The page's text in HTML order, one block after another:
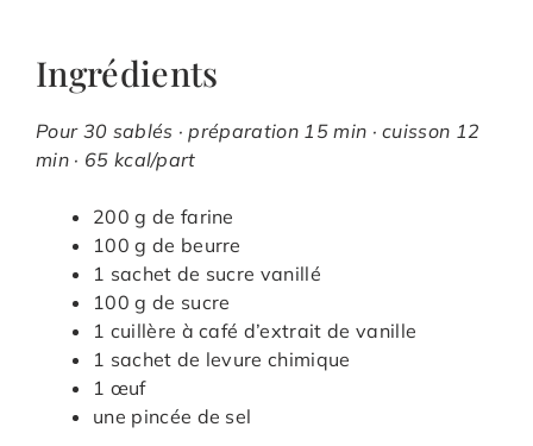
Ingrédients
Pour 30 sablés · préparation 15 min · cuisson 12
min · 65 kcal/part
200 g de farine
100 g de beurre
1 sachet de sucre vanillé
100 g de sucre
1 cuillère à café d’extrait de vanille
1 sachet de levure chimique
1 œuf
une pincée de sel